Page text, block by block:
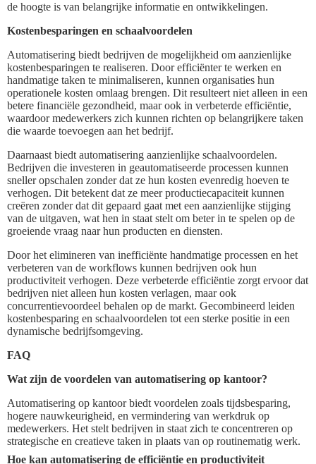
de hoogte is van belangrijke informatie en ontwikkelingen.
Kostenbesparingen en schaalvoordelen
Automatisering biedt bedrijven de mogelijkheid om aanzienlijke
kostenbesparingen te realiseren. Door efficiënter te werken en
handmatige taken te minimaliseren, kunnen organisaties hun
operationele kosten omlaag brengen. Dit resulteert niet alleen in een
betere financiële gezondheid, maar ook in verbeterde efficiëntie,
waardoor medewerkers zich kunnen richten op belangrijkere taken
die waarde toevoegen aan het bedrijf.
Daarnaast biedt automatisering aanzienlijke schaalvoordelen.
Bedrijven die investeren in geautomatiseerde processen kunnen
sneller opschalen zonder dat ze hun kosten evenredig hoeven te
verhogen. Dit betekent dat ze meer productiecapaciteit kunnen
creëren zonder dat dit gepaard gaat met een aanzienlijke stijging
van de uitgaven, wat hen in staat stelt om beter in te spelen op de
groeiende vraag naar hun producten en diensten.
Door het elimineren van inefficiënte handmatige processen en het
verbeteren van de workflows kunnen bedrijven ook hun
productiviteit verhogen. Deze verbeterde efficiëntie zorgt ervoor dat
bedrijven niet alleen hun kosten verlagen, maar ook
concurrentievoordeel behalen op de markt. Gecombineerd leiden
kostenbesparing en schaalvoordelen tot een sterke positie in een
dynamische bedrijfsomgeving.
FAQ
Wat zijn de voordelen van automatisering op kantoor?
Automatisering op kantoor biedt voordelen zoals tijdsbesparing,
hogere nauwkeurigheid, en vermindering van werkdruk op
medewerkers. Het stelt bedrijven in staat zich te concentreren op
strategische en creatieve taken in plaats van op routinematig werk.
Hoe kan automatisering de efficiëntie en productiviteit